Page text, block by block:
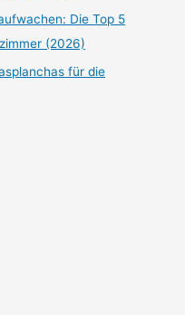
Die Top 5
(2026)
für die